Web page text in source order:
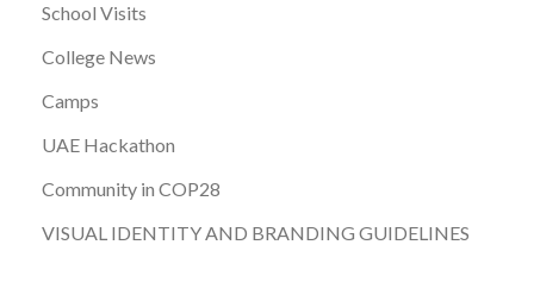
School Visits
College News
Camps
UAE Hackathon
Community in COP28
VISUAL IDENTITY AND BRANDING GUIDELINES